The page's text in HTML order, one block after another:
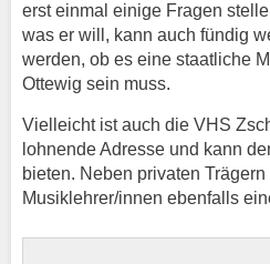
erst einmal einige Fragen
was er will, kann auch fündig
werden, ob es eine staatliche
Ottewig sein muss.
Vielleicht ist auch die VHS
lohnende Adresse und kann
bieten. Neben privaten
Musiklehrer/innen ebenfalls